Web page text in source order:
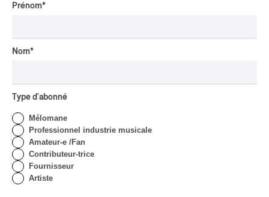
wolastoq
CLASSIQUE OCCIDENTAL/
Bic | Pierre-Luc Lecours et
l’Ensemble Modulaire :
Prénom*
Nom*
Type d'abonné
Mélomane
Professionnel industrie musicale
Amateur-e /Fan
Contributeur-trice
Fournisseur
Artiste